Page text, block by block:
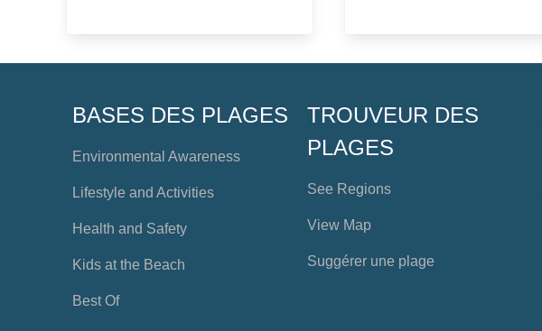
BASES DES PLAGES
Environmental Awareness
Lifestyle and Activities
Health and Safety
Kids at the Beach
Best Of
TROUVEUR DES
PLAGES
See Regions
View Map
Suggérer une plage